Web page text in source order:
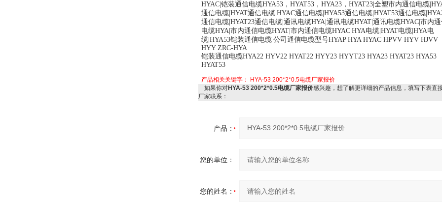
HYAC| 铠装通信电缆HYA53， HYAT53， HYA23， HYAT23| 全塑市内通信电缆
通信电缆|HYAT通信电缆|HYAC通信电缆|HYA53通信电缆|HYAT53通信电缆
通信电缆|HYAT23通信电缆| 通讯电缆HYA| 通讯电缆HYAT| 通讯电缆HYAC| 市内通
电缆HYA| 市内通信电缆HYAT| 市内通信电缆HYAC|HYA电缆|HYAT电缆|HYA电
缆|HYA53铠装通信电缆 公司通信电缆型号HYAP HYA HYAC HPVV HYV HJVV
HYY ZRC-HYA
铠装通信电缆HYA22 HYV22 HYAT22 HYY23 HYYT23 HYA23 HYAT23 HYA53
HYAT53
产品相关关键字：
HYA-53 200*2*0.5电缆厂家报价
如果你对HYA-53 200*2*0.5电缆厂家报价感兴趣，想了解更详细的产品信息，填写下表直
厂家联系：
产品：
您的单位：
您的姓名：